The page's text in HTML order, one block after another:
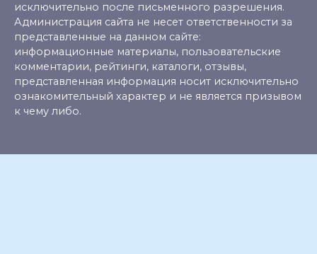
исключительно после письменного разрешения.
Администрация сайта не несет ответственности за
представленные на данном сайте:
информационные материалы, пользовательские
комментарии, рейтинги, каталоги, отзывы,
представленная информация носит исключительно
ознакомительный характер и не является призывом
к чему либо.